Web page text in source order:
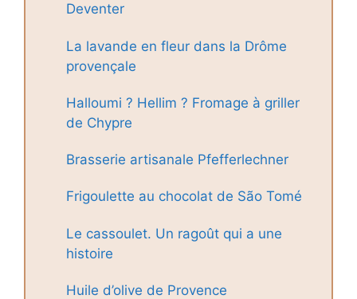
Deventer
La lavande en fleur dans la Drôme
provençale
Halloumi ? Hellim ? Fromage à griller
de Chypre
Brasserie artisanale Pfefferlechner
Frigoulette au chocolat de São Tomé
Le cassoulet. Un ragoût qui a une
histoire
Huile d’olive de Provence